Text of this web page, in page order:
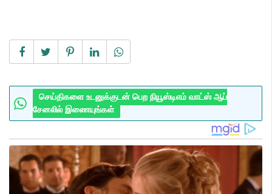
செய்திகளை உடனுக்குடன் பெற நியூஸ்டிஎம் வாட்ஸ் ஆப்
சேனலில் இணையுங்கள்